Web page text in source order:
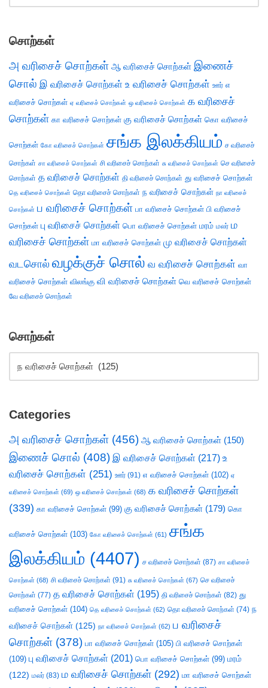
சொற்கள்
அ வரிசைச் சொற்கள் ஆ வரிசைச் சொற்கள் இணைச்
சொல் இ வரிசைச் சொற்கள் உ வரிசைச் சொற்கள் ஊர் எ
வரிசைச் சொற்கள் ஏ வரிசைச் சொற்கள் ஒ வரிசைச் சொற்கள் க வரிசைச்
சொற்கள் கா வரிசைச் சொற்கள் கு வரிசைச் சொற்கள் கொ வரிசைச்
சொற்கள் கோ வரிசைச் சொற்கள் சங்க இலக்கியம் ச வரிசைச்
சொற்கள் சா வரிசைச் சொற்கள் சி வரிசைச் சொற்கள் சு வரிசைச் சொற்கள் செ வரிசைச்
சொற்கள் த வரிசைச் சொற்கள் தி வரிசைச் சொற்கள் து வரிசைச் சொற்கள்
தெ வரிசைச் சொற்கள் தொ வரிசைச் சொற்கள் ந வரிசைச் சொற்கள் நா வரிசைச்
சொற்கள் ப வரிசைச் சொற்கள் பா வரிசைச் சொற்கள் பி வரிசைச்
சொற்கள் பு வரிசைச் சொற்கள் பொ வரிசைச் சொற்கள் மரம் மலர் ம
வரிசைச் சொற்கள் மா வரிசைச் சொற்கள் மு வரிசைச் சொற்கள்
வடசொல் வழக்குச் சொல் வ வரிசைச் சொற்கள் வா
வரிசைச் சொற்கள் விலங்கு வி வரிசைச் சொற்கள் வெ வரிசைச் சொற்கள்
வே வரிசைச் சொற்கள்
சொற்கள்
Categories
அ வரிசைச் சொற்கள் (456) ஆ வரிசைச் சொற்கள் (150)
இணைச் சொல் (408) இ வரிசைச் சொற்கள் (217) உ
வரிசைச் சொற்கள் (251) ஊர் (91) எ வரிசைச் சொற்கள் (102) ஏ
வரிசைச் சொற்கள் (69) ஒ வரிசைச் சொற்கள் (68) க வரிசைச் சொற்கள்
(339) கா வரிசைச் சொற்கள் (99) கு வரிசைச் சொற்கள் (179) கொ
வரிசைச் சொற்கள் (103) கோ வரிசைச் சொற்கள் (61) சங்க
இலக்கியம் (4407) ச வரிசைச் சொற்கள் (87) சா வரிசைச்
சொற்கள் (68) சி வரிசைச் சொற்கள் (91) சு வரிசைச் சொற்கள் (67) செ வரிசைச்
சொற்கள் (77) த வரிசைச் சொற்கள் (195) தி வரிசைச் சொற்கள் (82) து
வரிசைச் சொற்கள் (104) தெ வரிசைச் சொற்கள் (62) தொ வரிசைச் சொற்கள் (74) ந
வரிசைச் சொற்கள் (125) நா வரிசைச் சொற்கள் (62) ப வரிசைச்
சொற்கள் (378) பா வரிசைச் சொற்கள் (105) பி வரிசைச் சொற்கள்
(109) பு வரிசைச் சொற்கள் (201) பொ வரிசைச் சொற்கள் (99) மரம்
(122) மலர் (83) ம வரிசைச் சொற்கள் (292) மா வரிசைச் சொற்கள்